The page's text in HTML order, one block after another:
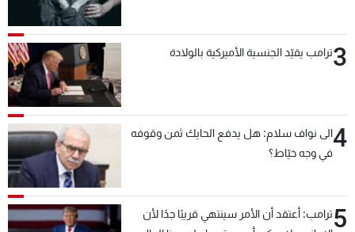
3ترامب يقيّد الجنسية الأميركية بالولادة
4الى نواف سلام: هل يدفع الحايك ثمن وقوفه
في وجه خيّاط؟
5ترامب: أعتقد أن الأمر سينتهي قريبًا جدًا لأن